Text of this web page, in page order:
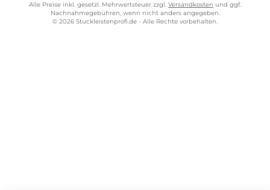
Alle Preise inkl. gesetzl. Mehrwertsteuer zzgl. Versandkosten und ggf.
Nachnahmegebühren, wenn nicht anders angegeben.
© 2026 Stuckleistenprofi.de - Alle Rechte vorbehalten.